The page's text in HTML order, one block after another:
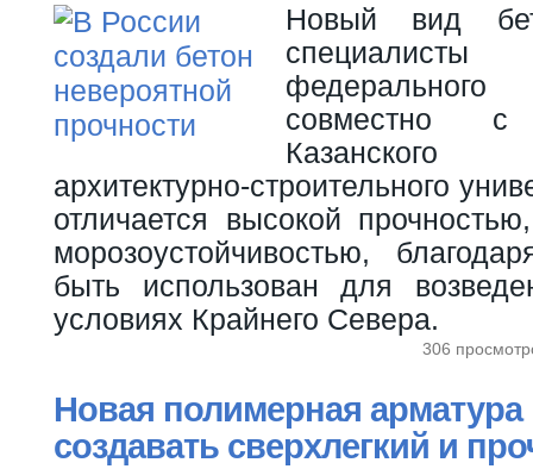
Новый вид
специалисты
совместно
Казанского
архитектурно-строительного
отличается высокой
морозоустойчивостью,
быть использован для
условиях Крайнего Севера.
306
Новая полимерная арматура
создавать сверхлегкий и